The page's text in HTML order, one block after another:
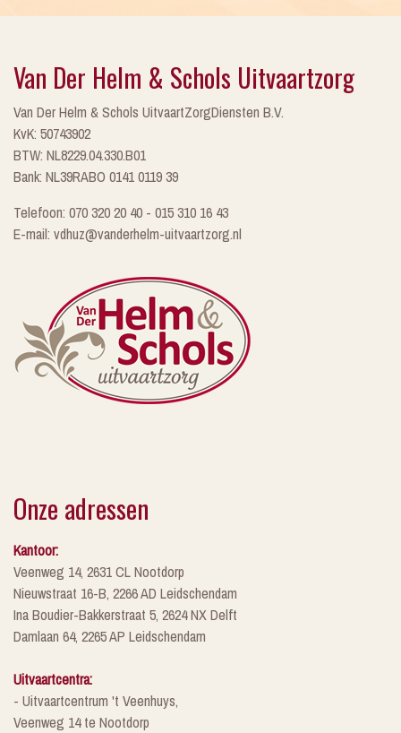
Van Der Helm & Schols Uitvaartzorg
Van Der Helm & Schols UitvaartZorgDiensten B.V.
KvK: 50743902
BTW: NL8229.04.330.B01
Bank: NL39RABO 0141 0119 39
Telefoon: 070 320 20 40 - 015 310 16 43
E-mail: vdhuz@vanderhelm-uitvaartzorg.nl
Onze adressen
Kantoor:
Veenweg 14, 2631 CL Nootdorp
Nieuwstraat 16-B, 2266 AD Leidschendam
Ina Boudier-Bakkerstraat 5, 2624 NX Delft
Damlaan 64, 2265 AP Leidschendam
Uitvaartcentra:
- Uitvaartcentrum 't Veenhuys,
Veenweg 14 te Nootdorp